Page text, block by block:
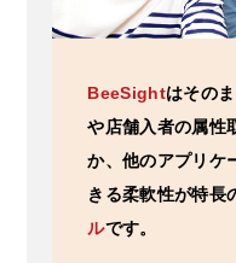
BeeSightはその
や店舗入者の属性
か、他のアプリケ
きる柔軟性が特長
ルです。